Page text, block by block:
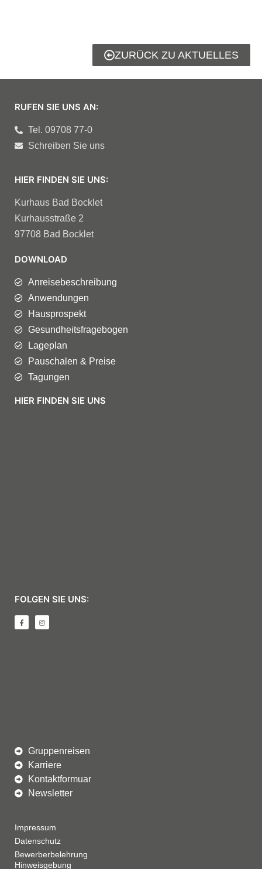
ZURÜCK ZU AKTUELLES
RUFEN SIE UNS AN:
Tel. 09708 77-0
Schreiben Sie uns
HIER FINDEN SIE UNS:
Kurhaus Bad Bocklet
Kurhausstraße 2
97708 Bad Bocklet
DOWNLOAD
Anreisebeschreibung
Anwendungen
Hausprospekt
Gesundheitsfragebogen
Lageplan
Pauschalen & Preise
Tagungen
HIER FINDEN SIE UNS
FOLGEN SIE UNS:
Gruppenreisen
Karriere
Kontaktformuar
Newsletter
Impressum
Datenschutz
Bewerberbelehrung
Hinweisgebung